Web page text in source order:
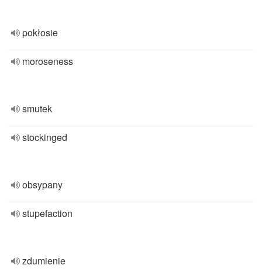
pokłosie
moroseness
smutek
stockinged
obsypany
stupefaction
zdumienie